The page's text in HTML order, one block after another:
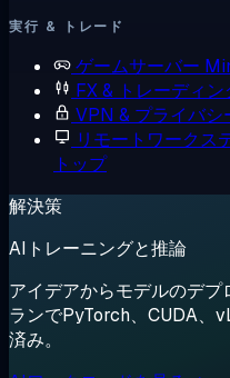
実行 & トレード
ゲームサーバー
FX & トレーディン
VPN & プライバシ
リモートワークス
トップ
解決策
AIトレーニングと推論
アイデアからモデルのデ
ランでPyTorch、CUDA、
済み。